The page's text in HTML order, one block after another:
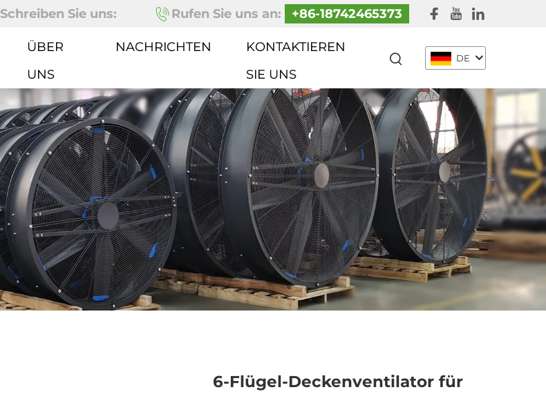
Schreiben Sie uns: Rufen Sie uns an: +86-18742465373
ÜBER
UNS
NACHRICHTEN
KONTAKTIEREN
SIE UNS
DE
6-Flügel-Deckenventilator für